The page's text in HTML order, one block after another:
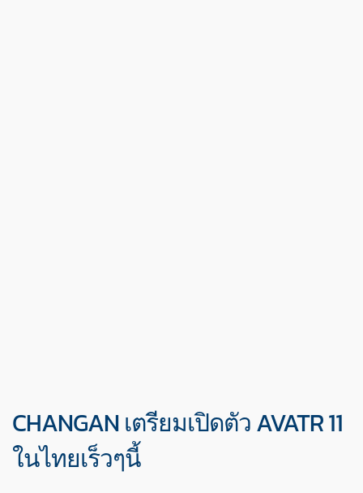
CHANGAN เตรียมเปิดตัว AVATR 11
ในไทยเร็วๆนี้